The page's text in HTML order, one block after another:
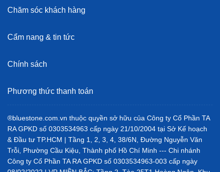
Chăm sóc khách hàng
Cẩm nang & tin tức
Chính sách
Phương thức thanh toán
®bluestone.com.vn thuộc quyền sở hữu của Công ty Cổ Phần TA
RA GPKD số 0303534963 cấp ngày 21/10/2004 tại Sở Kế hoạch
& Đầu tư TP.HCM | Tầng 1, 2, 3, 4, 38/6N, Đường Nguyễn Văn
Trỗi, Phường Cầu Kiệu, Thành phố Hồ Chí Minh --- Chi nhánh
Công ty Cổ Phần TA RA GPKD số 0303534963-003 cấp ngày